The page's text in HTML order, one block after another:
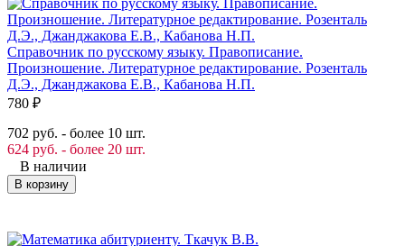
Справочник по русскому языку. Правописание.
Произношение. Литературное редактирование. Розенталь
Д.Э., Джанджакова Е.В., Кабанова Н.П.
780 ₽
702 руб. - более 10 шт.
624 руб. - более 20 шт.
В наличии
В корзину